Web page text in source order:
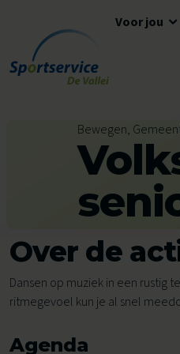
Ga naar de inhoud
Voor jou
Openingstijden
Tickets en reserveren
Tarieven
Ons aanbod voor jou
Zwemles
Voor kinderen
Lokaal Sportakkoord
Meedoen
Voor scholen
Avond4Daagse
Algemene
Tarieven
Veelgestelde vragen
Bewegen,
Over de
Dansen op muziek in een rustig
ritmegevoel kun je al snel
Agenda